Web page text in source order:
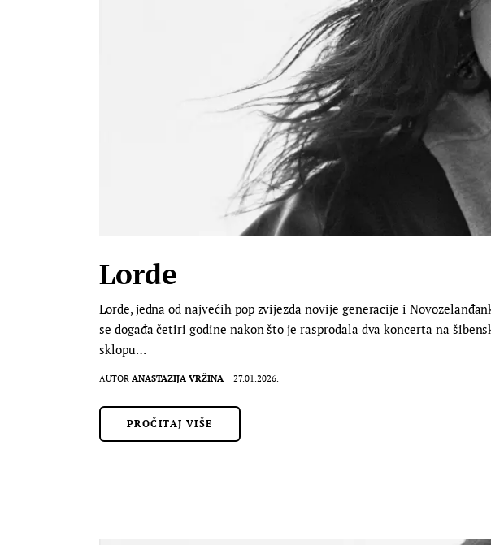
Lorde
Lorde, jedna od najvećih pop zvijezda novije generacije i
se događa četiri godine nakon što je rasprodala dva koncerta na
sklopu…
AUTOR ANASTAZIJA VRŽINA 27.01.2026.
PROČITAJ VIŠE